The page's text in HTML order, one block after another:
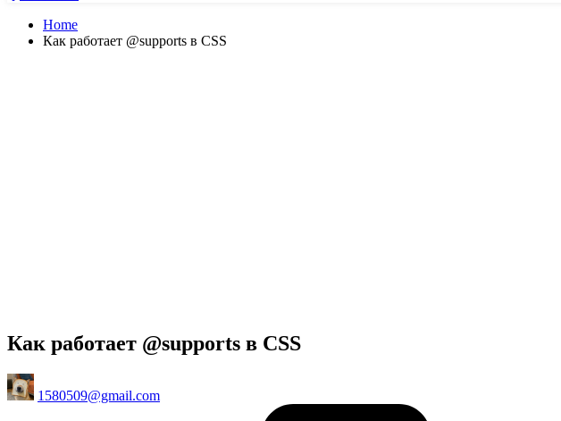
Home
Как работает @supports в CSS
Как работает @supports в CSS
Posted
by
1580509@gmail.com